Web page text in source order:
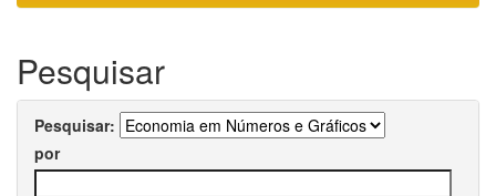
Pesquisar
Pesquisar:
por